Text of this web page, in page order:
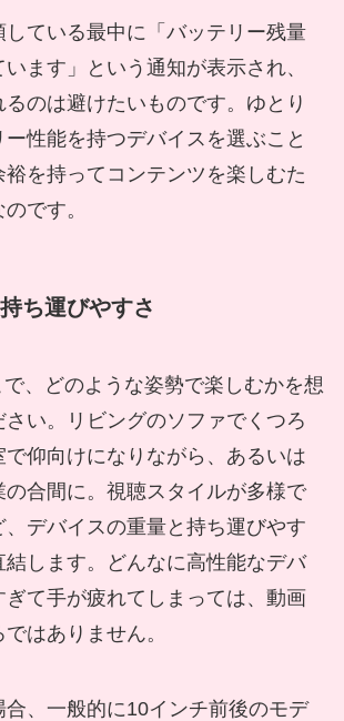
ている最中に「バッテリー残量
ます」という通知が表示され、
のは避けたいものです。ゆとり
性能を持つデバイスを選ぶこと
を持ってコンテンツを楽しむた
です。
ち運びやすさ
、どのような姿勢で楽しむかを想
い。リビングのソファでくつろ
で仰向けになりながら、あるいは
の合間に。視聴スタイルが多様で
、デバイスの重量と持ち運びやす
結します。どんなに高性能なデバ
ぎて手が疲れてしまっては、動画
はありません。
合、一般的に10インチ前後のモデ